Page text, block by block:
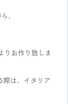
、
りお作り致しま
は、イタリア